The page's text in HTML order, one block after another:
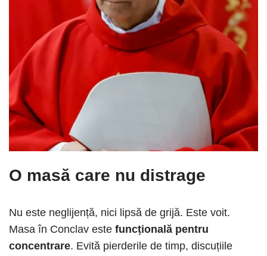
O masă care nu distrage
Nu este neglijență, nici lipsă de grijă. Este voit.
Masa în Conclav este funcțională pentru
concentrare. Evită pierderile de timp, discuțiile